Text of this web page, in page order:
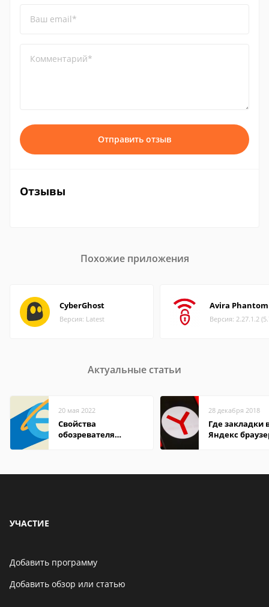
Ваш email*
Комментарий*
Отправить отзыв
Отзывы
Похожие приложения
CyberGhost
Версия: Latest
Avira Phantom
Версия: 2.27.1.2
Актуальные статьи
20 мая 2022
Свойства
обозревателя
28 декабря 2018
Где закладки
Яндекс
УЧАСТИЕ
Добавить программу
Добавить обзор или статью